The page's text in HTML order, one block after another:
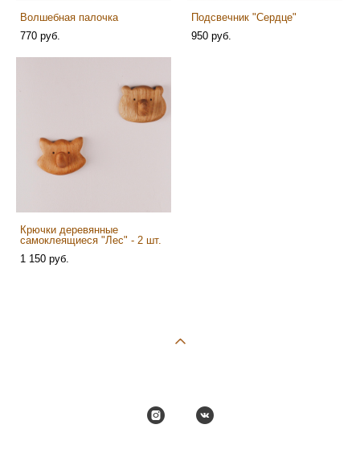
Волшебная палочка
770 pуб.
Подсвечник "Сердце"
950 pуб.
Крючки деревянные
самоклеящиеся "Лес" - 2 шт.
1 150 pуб.